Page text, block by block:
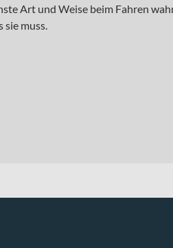
Art und Weise beim Fahren
muss.